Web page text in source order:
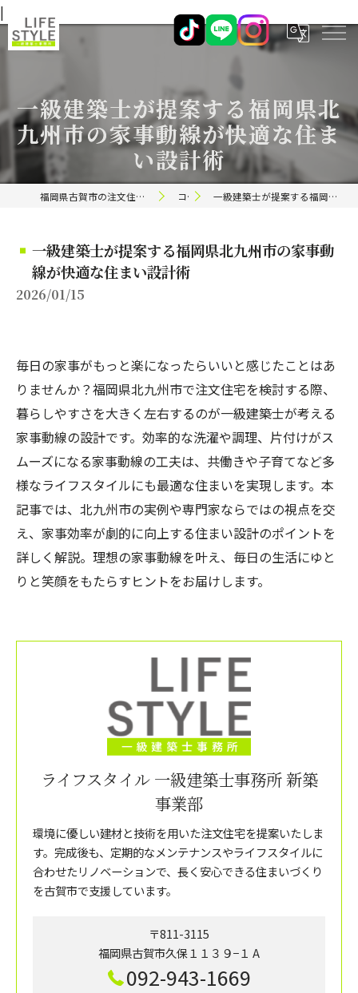
|
一級建築士が提案する福岡県北
九州市の家事動線が快適な住ま
い設計術
福岡県古賀市の注文住宅ならライフスタイル 一級建築士事務所 コラム 一級建築士が提案する福岡県北九州市の家事動線が快適な住まい設計術
一級建築士が提案する福岡県北九州市の家事動
線が快適な住まい設計術
2026/01/15
毎日の家事がもっと楽になったらいいと感じたことはあ
りませんか？福岡県北九州市で注文住宅を検討する際、
暮らしやすさを大きく左右するのが一級建築士が考える
家事動線の設計です。効率的な洗濯や調理、片付けがス
ムーズになる家事動線の工夫は、共働きや子育てなど多
様なライフスタイルにも最適な住まいを実現します。本
記事では、北九州市の実例や専門家ならではの視点を交
え、家事効率が劇的に向上する住まい設計のポイントを
詳しく解説。理想の家事動線を叶え、毎日の生活にゆと
りと笑顔をもたらすヒントをお届けします。
ライフスタイル 一級建築士事務所 新築
事業部
環境に優しい建材と技術を用いた注文住宅を提案いたしま
す。完成後も、定期的なメンテナンスやライフスタイルに
合わせたリノベーションで、長く安心できる住まいづくり
を古賀市で支援しています。
〒811-3115
福岡県古賀市久保１１３９−１ A
092-943-1669